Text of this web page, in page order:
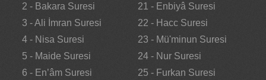
2 - Bakara Suresi
3 - Ali İmran Suresi
4 - Nisa Suresi
5 - Maide Suresi
6 - En’âm Suresi
21 - Enbiyâ Suresi
22 - Hacc Suresi
23 - Mü'minun Suresi
24 - Nur Suresi
25 - Furkan Suresi